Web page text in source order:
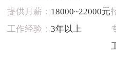
提供月薪： 18000~22000元
工作经验： 3年以上